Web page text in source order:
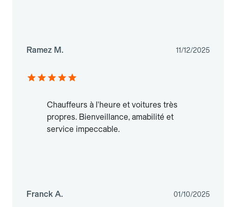
Ramez M. 11/12/2025
Chauffeurs à l'heure et voitures très
propres. Bienveillance, amabilité et
service impeccable.
Franck A. 01/10/2025